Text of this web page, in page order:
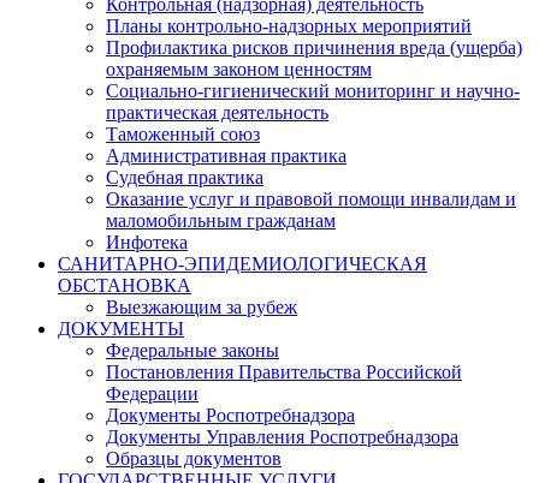
Контрольная (надзорная) деятельность
Планы контрольно-надзорных мероприятий
Профилактика рисков причинения вреда (ущерба)
охраняемым законом ценностям
Социально-гигиенический мониторинг и научно-
практическая деятельность
Таможенный союз
Административная практика
Судебная практика
Оказание услуг и правовой помощи инвалидам и
маломобильным гражданам
Инфотека
САНИТАРНО-ЭПИДЕМИОЛОГИЧЕСКАЯ
ОБСТАНОВКА
Выезжающим за рубеж
ДОКУМЕНТЫ
Федеральные законы
Постановления Правительства Российской
Федерации
Документы Роспотребнадзора
Документы Управления Роспотребнадзора
Образцы документов